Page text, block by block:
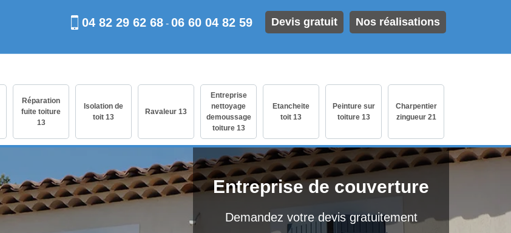
Devis gratuit Nos réalisations
04 82 29 62 68 - 06 60 04 82 59
Réparation
fuite toiture
13
Isolation de
toit 13
Ravaleur 13
Entreprise
nettoyage
demoussage
toiture 13
Etancheite
toit 13
Peinture sur
toiture 13
Charpentier
zingueur 21
Entreprise de couverture
Demandez votre devis gratuitement